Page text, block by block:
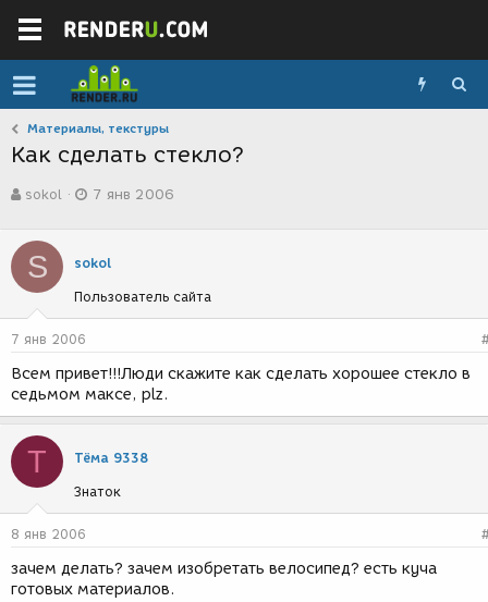
Материалы, текстуры
Как сделать стекло?
в
о
р
т
е
м
ы
sokol
а
с
з
д
и
я
7 янв 2006
S sokol
Пользователь сайта
7 янв 2006
Всем привет!!!Люди скажите как сделать хорошее стекло в
седьмом максе, plz.
Т Тёма 9338
Знаток
8 янв 2006
зачем делать? зачем изобретать велосипед? есть куча
готовых материалов.